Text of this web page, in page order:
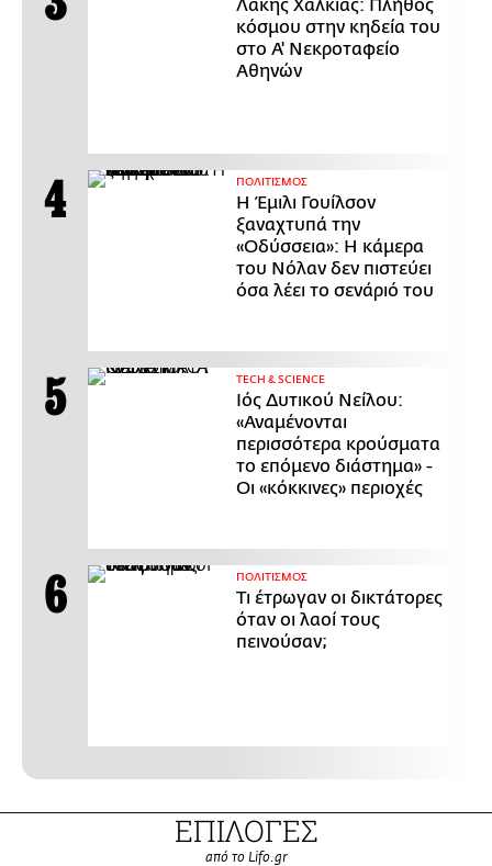
Λάκης Χαλκιάς: Πλήθος
κόσμου στην κηδεία του
στο Α' Νεκροταφείο
Αθηνών
ΠΟΛΙΤΙΣΜΟΣ
Η Έμιλι Γουίλσον
ξαναχτυπά την
«Οδύσσεια»: Η κάμερα
του Νόλαν δεν πιστεύει
όσα λέει το σενάριό του
ΤECH & SCIENCE
Ιός Δυτικού Νείλου:
«Αναμένονται
περισσότερα κρούσματα
το επόμενο διάστημα» -
Οι «κόκκινες» περιοχές
ΠΟΛΙΤΙΣΜΟΣ
Τι έτρωγαν οι δικτάτορες
όταν οι λαοί τους
πεινούσαν;
ΕΠΙΛΟΓΕΣ
από το Lifo.gr